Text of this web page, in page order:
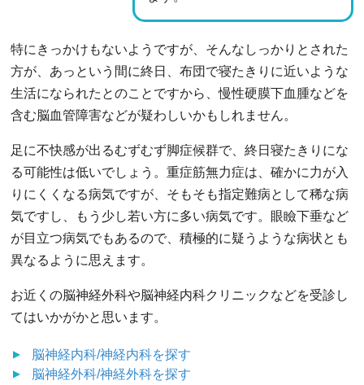
特にきっかけもないようですが、そんなしっかりとされた
方が、あっという間に終日、布団で寝たきりに近いような
生活になられたとのことですから、慢性硬膜下血腫などを
含む脳血管障害などが疑わしいかもしれません。
足に不快感が出るむずむず脚症候群で、終日寝たきりにな
る可能性は低いでしょう。重症筋無力症は、確かに力が入
りにくくなる病気ですが、そもそも指定難病として稀な病
気ですし、もう少し若い方に多い病気です。眼瞼下垂など
が目立つ病気でもあるので、積極的に疑うような病状とも
異なるように思えます。
お近くの脳神経外科や脳神経内科クリニックなどを受診し
てはいかがかと思います。
脳神経内科/神経内科を探す
脳神経外科/神経外科を探す